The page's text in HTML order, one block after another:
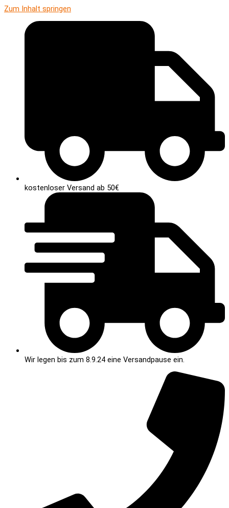
Zum Inhalt springen
kostenloser Versand ab 50€
Wir legen bis zum 8.9.24 eine Versandpause ein.